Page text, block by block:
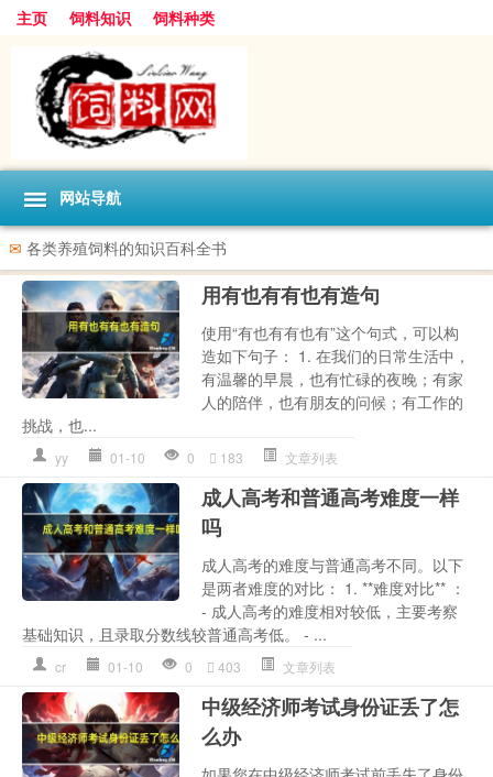
主页 饲料知识 饲料种类
网站导航
✉ 各类养殖饲料的知识百科全书
用有也有有也有造句
使用“有也有有也有”这个句式，可以构
造如下句子： 1. 在我们的日常生活中，
有温馨的早晨，也有忙碌的夜晚；有家
人的陪伴，也有朋友的问候；有工作的
挑战，也...
yy 01-10 0 183 文章列表
成人高考和普通高考难度一样
吗
成人高考的难度与普通高考不同。以下
是两者难度的对比： 1. **难度对比** ：
- 成人高考的难度相对较低，主要考察
基础知识，且录取分数线较普通高考低。 - ...
cr 01-10 0 403 文章列表
中级经济师考试身份证丢了怎
么办